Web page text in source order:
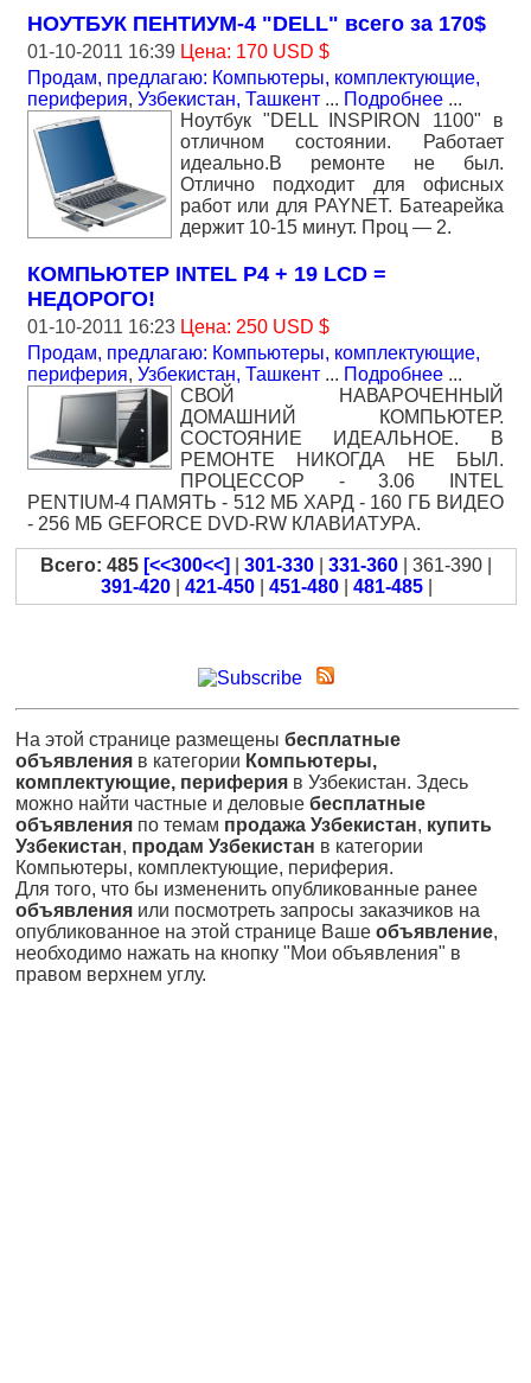
НОУТБУК ПЕНТИУМ-4 "DELL" всего за 170$
01-10-2011 16:39 Цена: 170 USD $
Продам, предлагаю: Компьютеры, комплектующие,
периферия, Узбекистан, Ташкент ... Подробнее ...
Ноутбук "DELL INSPIRON 1100" в
отличном состоянии. Работает
идеально.В ремонте не был.
Отлично подходит для офисных
работ или для PAYNET. Батеарейка
держит 10-15 минут. Проц — 2.
КОМПЬЮТЕР INTEL P4 + 19 LCD =
НЕДОРОГО!
01-10-2011 16:23 Цена: 250 USD $
Продам, предлагаю: Компьютеры, комплектующие,
периферия, Узбекистан, Ташкент ... Подробнее ...
СВОЙ НАВАРОЧЕННЫЙ
ДОМАШНИЙ КОМПЬЮТЕР.
СОСТОЯНИЕ ИДЕАЛЬНОЕ. В
РЕМОНТЕ НИКОГДА НЕ БЫЛ.
ПРОЦЕССОР - 3.06 INTEL
PENTIUM-4 ПАМЯТЬ - 512 МБ ХАРД - 160 ГБ ВИДЕО
- 256 МБ GEFORCE DVD-RW КЛАВИАТУРА.
Всего: 485 [<<300<<] 301-330 331-360 | 361-390 |
391-420| 421-450| 451-480| 481-485|
На этой странице размещены бесплатные
объявления в категории Компьютеры,
комплектующие, периферия в Узбекистан. Здесь
можно найти частные и деловые бесплатные
объявления по темам продажа Узбекистан, купить
Узбекистан, продам Узбекистан в категории
Компьютеры, комплектующие, периферия.
Для того, что бы измененить опубликованные ранее
объявления или посмотреть запросы заказчиков на
опубликованное на этой странице Ваше объявление,
необходимо нажать на кнопку "Мои объявления" в
правом верхнем углу.